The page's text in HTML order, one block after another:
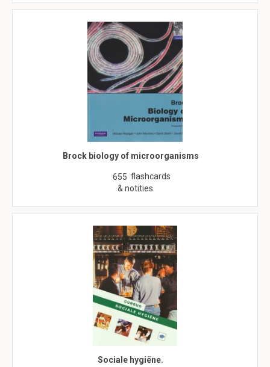
Brock biology of microorganisms
655 flashcards
& notities
Sociale hygiëne.